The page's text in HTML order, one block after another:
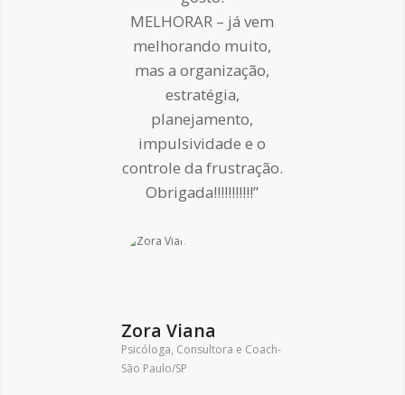
MELHORAR – já vem
melhorando muito,
mas a organização,
estratégia,
planejamento,
impulsividade e o
controle da frustração.
Obrigada!!!!!!!!!!!”
Zora Viana
Psicóloga, Consultora e Coach-
São Paulo/SP